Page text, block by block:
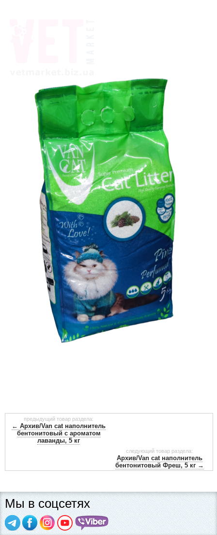
предыдущий товар раздела:
← Архив/Van cat наполнитель
бентонитовый с ароматом
лаванды, 5 кг
следующий товар раздела:
Архив/Van cat наполнитель
бентонитовый Фреш, 5 кг →
Мы в соцсетях